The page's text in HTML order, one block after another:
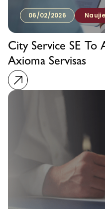
06/02/2026
City Service SE To
Axioma Servisas